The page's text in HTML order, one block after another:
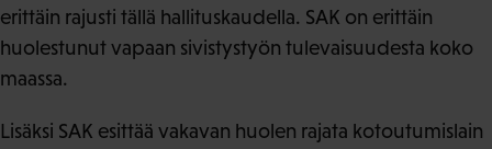
erittäin rajusti tällä hallituskaudella. SAK on erittäin
huolestunut vapaan sivistystyön tulevaisuudesta koko
maassa.
Lisäksi SAK esittää vakavan huolen rajata kotoutumislain